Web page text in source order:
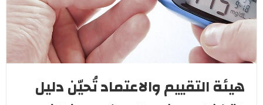
هيئة التقييم والاعتماد تُحيّن دليل